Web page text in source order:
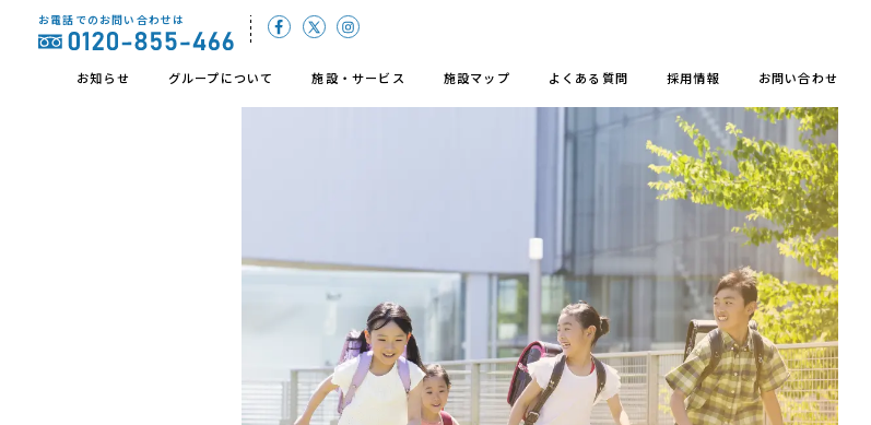
お電話でのお問い合わせは
お知らせ グループについて 施設・サービス 施設マップ よくある質問 採用情報 お問い合わせ